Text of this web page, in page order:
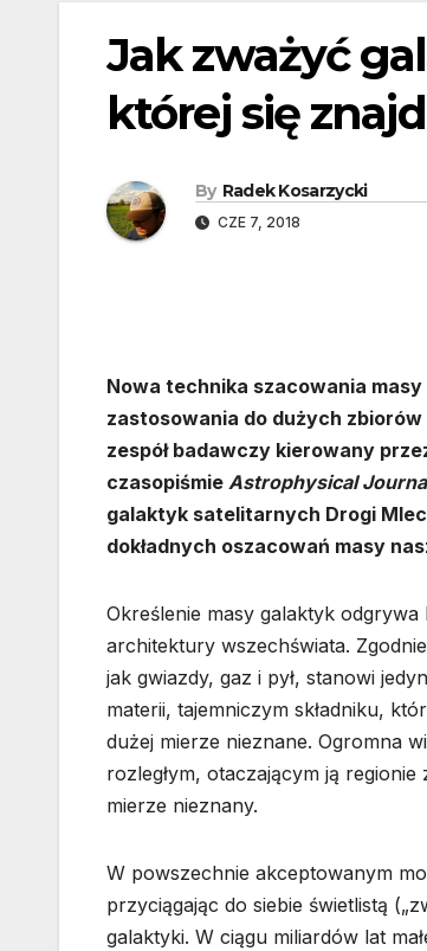
Jak zważyć
której się
By Radek Kosarzycki
CZE 7, 2018
Nowa technika szacowania
zastosowania do dużych
zespół badawczy kierowany
czasopiśmie Astrophysical
galaktyk satelitarnych Drogi
dokładnych oszacowań masy
Określenie masy galaktyk
architektury wszechświata.
jak gwiazdy, gaz i pył, stanowi
materii, tajemniczym składniku,
dużej mierze nieznane. Ogromna
rozległym, otaczającym ją
mierze nieznany.
W powszechnie akceptowanym
przyciągając do siebie świetlistą
galaktyki. W ciągu miliardów lat